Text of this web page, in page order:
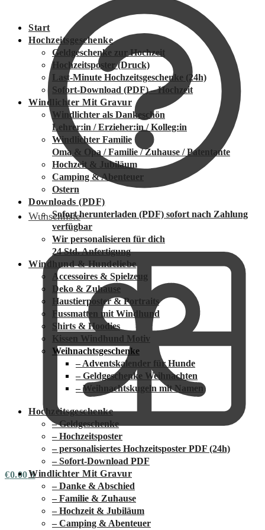
Wunschliste
€0.00 0
Start
Hochzeitsgeschenke
Geldgeschenke zur Hochzeit
Hochzeitsposter (Druck)
Last-Minute Hochzeitsgeschenke (24h)
Sofort-Download (PDF) – Hochzeit
Windlichter Mit Gravur
Windlichter als Dankeschön
Lehrer:in / Erzieher:in / Kolleg:in
Windlichter Familie
Oma & Opa / Familie / Zuhause / Patentante
Hochzeit & Jubiläum
Camping & Abenteuer
Ostern
Downloads (PDF)
Sofort herunterladen (PDF) sofort nach Zahlung
verfügbar
Wir personalisieren für dich
24 Std. Anfertigung
Windhund & Hundeliebe
Accessoires & Spielzeug
Deko & Zuhause
Haustierposter & Portraits
Fussmatten mit Windhund
Shirts & Hoodies
Kissen Windhund Motiv
Weihnachtsgeschenke
– Adventskalender für Hunde
– Geldgeschenke Weihnachten
– Weihnachtskugeln mit Namen
Hochzeitsgeschenke
– Geldgeschenke
– Hochzeitsposter
– personalisiertes Hochzeitsposter PDF (24h)
– Sofort-Download PDF
Windlichter Mit Gravur
– Danke & Abschied
– Familie & Zuhause
– Hochzeit & Jubiläum
– Camping & Abenteuer